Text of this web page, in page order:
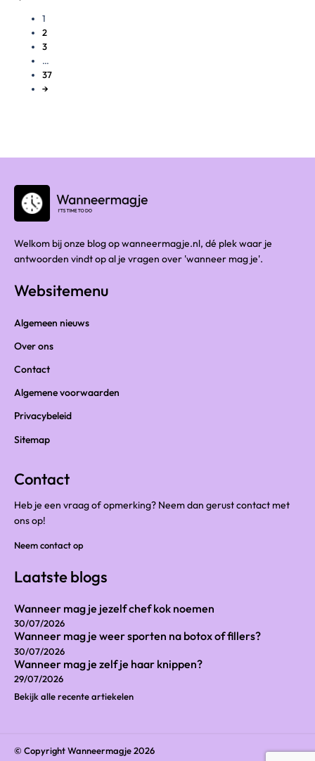
1
2
3
…
37
→
Welkom bij onze blog op wanneermagje.nl, dé plek waar je
antwoorden vindt op al je vragen over 'wanneer mag je'.
Websitemenu
Algemeen nieuws
Over ons
Contact
Algemene voorwaarden
Privacybeleid
Sitemap
Contact
Heb je een vraag of opmerking? Neem dan gerust contact met
ons op!
Neem contact op
Laatste blogs
Wanneer mag je jezelf chef kok noemen
30/07/2026
Wanneer mag je weer sporten na botox of fillers?
30/07/2026
Wanneer mag je zelf je haar knippen?
29/07/2026
Bekijk alle recente artiekelen
© Copyright Wanneermagje 2026